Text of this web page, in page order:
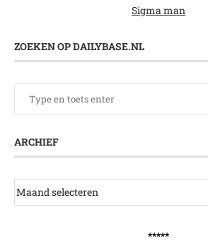
Sigma man
ZOEKEN OP DAILYBASE.NL
ARCHIEF
*****